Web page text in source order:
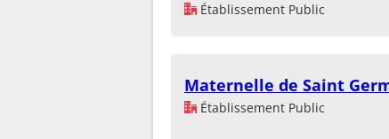
Établissement Public
Maternelle de Saint
Établissement Public